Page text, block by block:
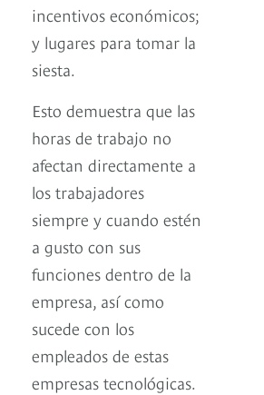
incentivos económicos;
y lugares para tomar la
siesta.
Esto demuestra que las
horas de trabajo no
afectan directamente a
los trabajadores
siempre y cuando estén
a gusto con sus
funciones dentro de la
empresa, así como
sucede con los
empleados de estas
empresas tecnológicas.